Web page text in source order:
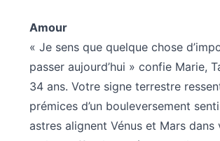
Amour
« Je sens que quelque chose
passer aujourd’hui » confie Marie,
34 ans. Votre signe terrestre
prémices d’un bouleversement
astres alignent Vénus et Mars dans